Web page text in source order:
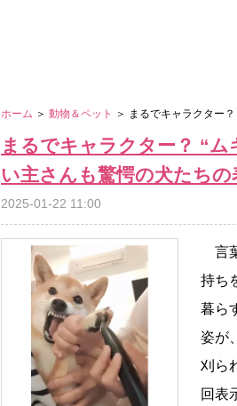
ホーム ＞ 動物＆ペット ＞ まるでキャラクター
まるでキャラクター？ “
い主さんも驚愕の犬たち
2025-01-22 11:00
言
持ち
暮ら
姿が
刈ら
回表